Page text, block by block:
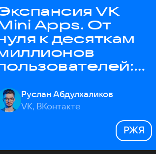
VK
Apps. От
к десяткам
Руслан Абдулхаликов
VK, ВКонтакте
РЖЯ